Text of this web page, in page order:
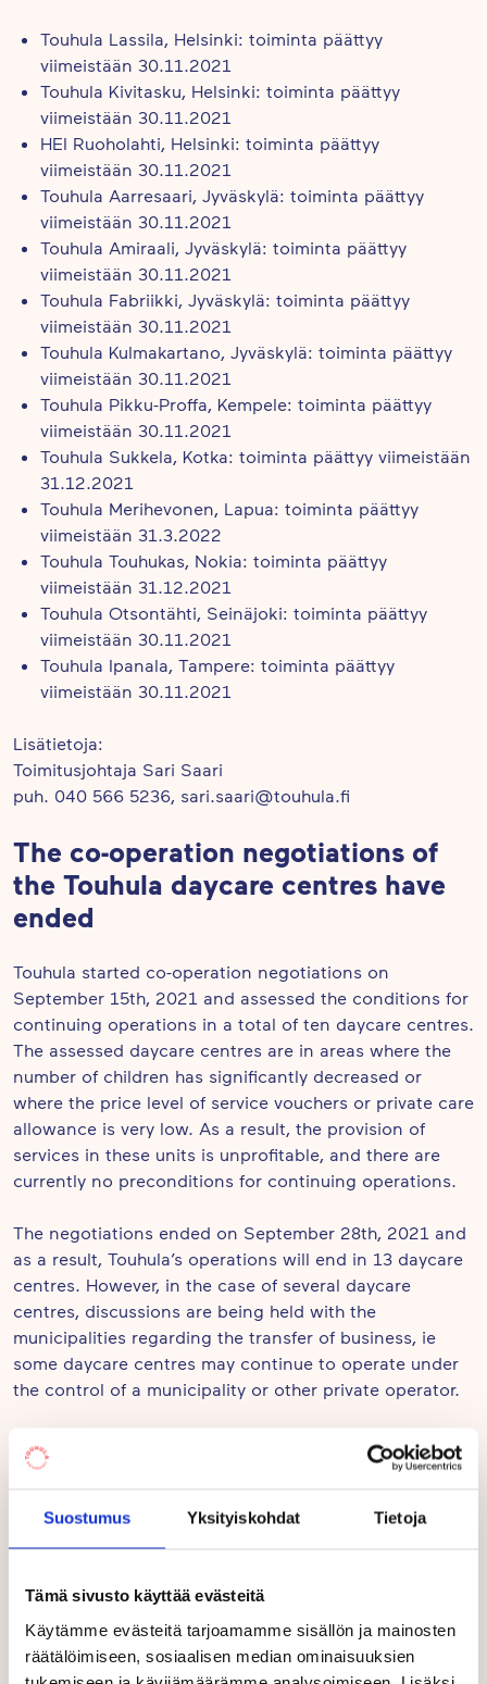
Suostumus Yksityiskohdat Tietoja
Tämä sivusto käyttää evästeitä
Käytämme evästeitä tarjoamamme sisällön ja mainosten
räätälöimiseen, sosiaalisen median ominaisuuksien
Touhula Lassila, Helsinki: toiminta päättyy
viimeistään 30.11.2021
Touhula Kivitasku, Helsinki: toiminta päättyy
viimeistään 30.11.2021
HEI Ruoholahti, Helsinki: toiminta päättyy
viimeistään 30.11.2021
Touhula Aarresaari, Jyväskylä: toiminta päättyy
viimeistään 30.11.2021
Touhula Amiraali, Jyväskylä: toiminta päättyy
viimeistään 30.11.2021
Touhula Fabriikki, Jyväskylä: toiminta päättyy
viimeistään 30.11.2021
Touhula Kulmakartano, Jyväskylä: toiminta päättyy
viimeistään 30.11.2021
Touhula Pikku-Proffa, Kempele: toiminta päättyy
viimeistään 30.11.2021
Touhula Sukkela, Kotka: toiminta päättyy viimeistään
31.12.2021
Touhula Merihevonen, Lapua: toiminta päättyy
viimeistään 31.3.2022
Touhula Touhukas, Nokia: toiminta päättyy
viimeistään 31.12.2021
Touhula Otsontähti, Seinäjoki: toiminta päättyy
viimeistään 30.11.2021
Touhula Ipanala, Tampere: toiminta päättyy
viimeistään 30.11.2021
Lisätietoja:
Toimitusjohtaja Sari Saari
puh. 040 566 5236, sari.saari@touhula.fi
The co-operation negotiations of
the Touhula daycare centres have
ended
Touhula started co-operation negotiations on
September 15th, 2021 and assessed the conditions for
continuing operations in a total of ten daycare centres.
The assessed daycare centres are in areas where the
number of children has significantly decreased or
where the price level of service vouchers or private care
allowance is very low. As a result, the provision of
services in these units is unprofitable, and there are
currently no preconditions for continuing operations.
The negotiations ended on September 28th, 2021 and
as a result, Touhula’s operations will end in 13 daycare
centres. However, in the case of several daycare
centres, discussions are being held with the
municipalities regarding the transfer of business, ie
some daycare centres may continue to operate under
the control of a municipality or other private operator.
“We are deeply sorry that our operations in several
daycare centres are coming to an end. It is comforting
has been found for the continuation of operations in
Touhula TouhuVekara in Kempele, and in Touhula
some of our employees in closable daycare centres
jobs from our other units. Unfortunately, redundancies
cannot be completely avoided,” says CEOSari Saari